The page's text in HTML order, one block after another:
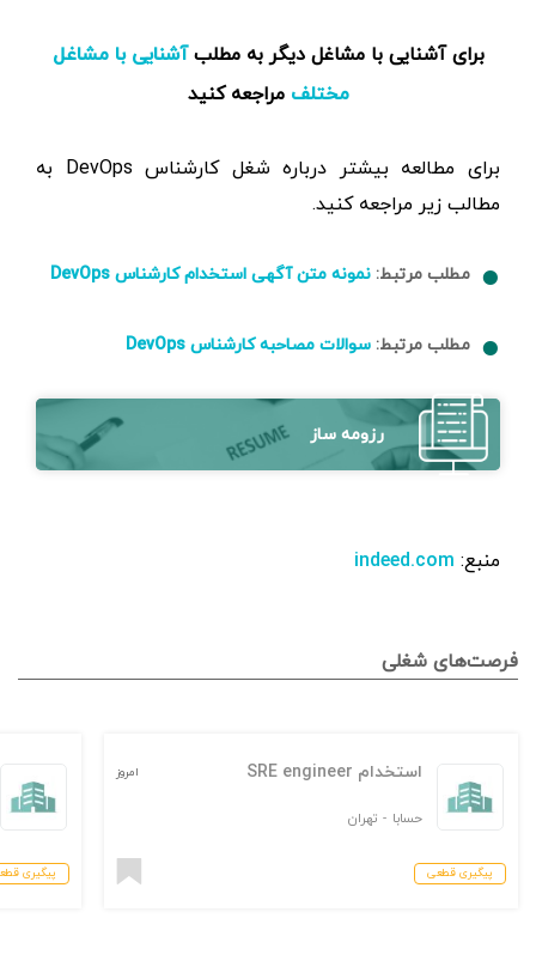
برای آشنایی با مشاغل دیگر به مطلبآشنایی با مشاغل
مختلف مراجعه کنید
برای مطالعه بیشتر درباره شغل کارشناس DevOps به
مطالب زیر مراجعه کنید.
مطلب مرتبط: نمونه متن آگهی استخدام کارشناس DevOps
مطلب مرتبط: سوالات مصاحبه کارشناس DevOps
رزومه ساز
منبع: indeed.com
فرصت‌های شغلی
استخدام SRE engineer
حسابا - تهران
امروز
پیگیری قطعی پیگیری